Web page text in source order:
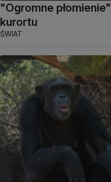
"Ogromne
kurortu
ŚWIAT